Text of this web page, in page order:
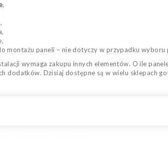
,
montażu paneli – nie dotyczy w przypadku wyboru
wymaga zakupu innych elementów. O ile
dodatków. Dzisiaj dostępne są w wielu sklepach